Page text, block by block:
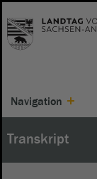
Navigation
Transkript